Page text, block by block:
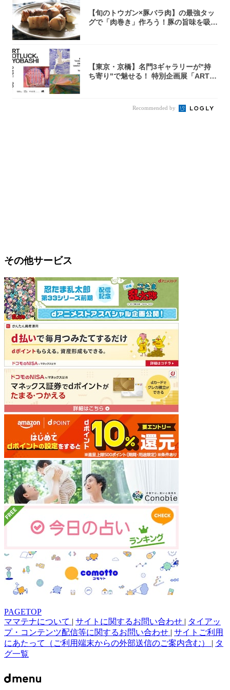
【旬のトウガン×豚バラ肉】の最強タッ
グで「肉巻き」作ろう！豚の旨味を吸い
【東京・京橋】名門3ギャラリーが"持
ち寄り"で魅せる！ 特別企画展「ART P
Recommended by
その他サービス
PAGETOP
ママテナについて | サイトに関するお問い合わせ | タイアッ
プ・コンテンツ配信等に関するお問い合わせ | サイトご利用
にあたって（ご利用端末からの外部送信のご案内含む） | タ
グ一覧